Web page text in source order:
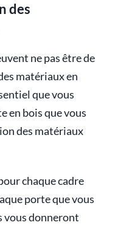
des
ne pas être de
matériaux en
que vous
en bois que vous
des matériaux
chaque cadre
porte que vous
vous donneront